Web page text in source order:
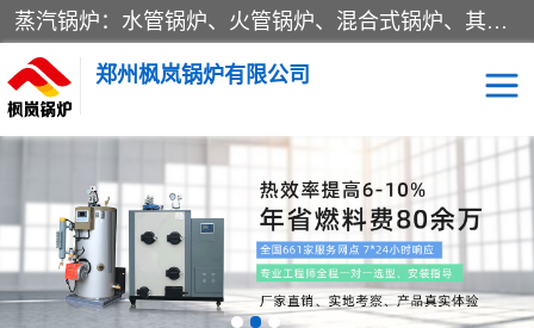
蒸汽锅炉：水管锅炉、火管锅炉、混合式锅炉、其他蒸汽锅炉； 热水锅炉：家用型集中供暖用热水锅炉、其他热水锅炉； 有机热载体锅炉； 船用蒸汽锅炉； （锅炉用辅助设备及装置）蒸汽冷凝器：表面冷凝器、混合式冷凝器、空冷式冷凝器、其他蒸汽冷凝器； 锅炉用辅助设备：节热器、蒸汽收集器、蓄能器、烟垢清除器、气体回收器、泥渣刮除器、空气预热器、其他锅炉用辅助设备；
郑州枫岚锅炉有限公司